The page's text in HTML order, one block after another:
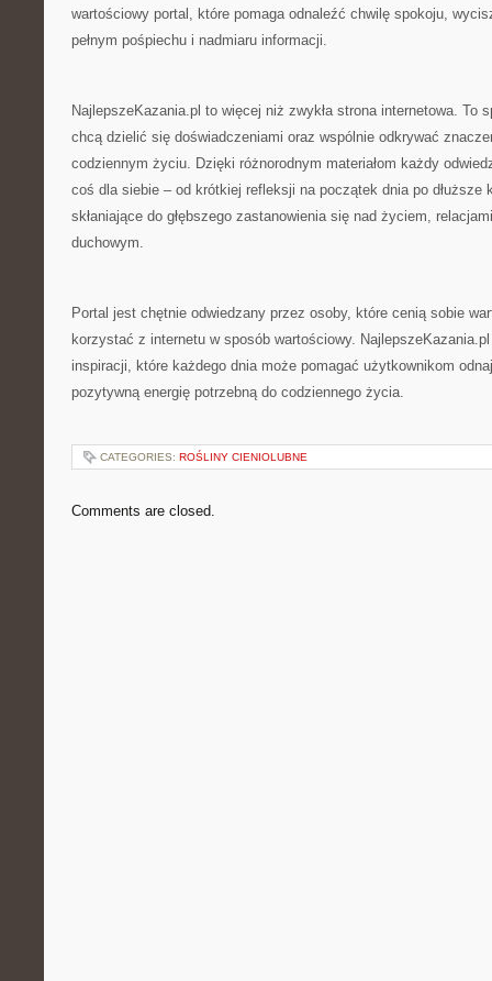
wartościowy portal, które pomaga odnaleźć chwilę spokoju,
pełnym pośpiechu i nadmiaru informacji.
NajlepszeKazania.pl to więcej niż zwykła strona internetowa. To
chcą dzielić się doświadczeniami oraz wspólnie odkrywać
codziennym życiu. Dzięki różnorodnym materiałom każdy
coś dla siebie – od krótkiej refleksji na początek dnia po dłuższe
skłaniające do głębszego zastanowienia się nad życiem,
duchowym.
Portal jest chętnie odwiedzany przez osoby, które cenią sobie
korzystać z internetu w sposób wartościowy.
inspiracji, które każdego dnia może pomagać użytkownikom
pozytywną energię potrzebną do codziennego życia.
CATEGORIES: ROŚLINY CIENIOLUBNE
Comments are closed.